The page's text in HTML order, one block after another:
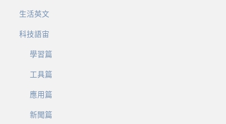
生活英文
科技語宙
學習篇
工具篇
應用篇
新聞篇